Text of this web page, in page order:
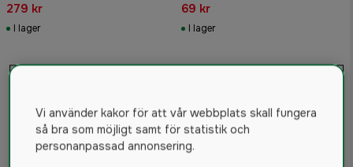
279 kr
I lager
69 kr
I lager
Vi använder kakor för att vår webbplats skall fungera
så bra som möjligt samt för statistik och
personanpassad annonsering.